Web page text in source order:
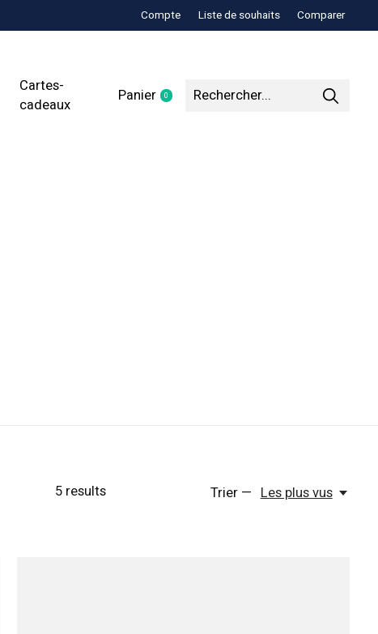
Compte Liste de souhaits Comparer
Cartes-
cadeaux
Panier 0items
5results Trier — Les plus vus